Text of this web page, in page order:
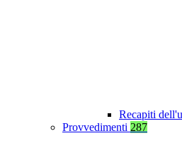
Recapiti
Provvedimenti 287